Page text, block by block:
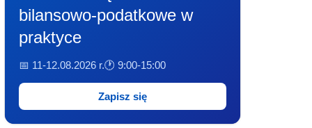
bilansowo-podatkowe w
praktyce
📅 11-12.08.2026 r.🕐 9:00-15:00
Zapisz się